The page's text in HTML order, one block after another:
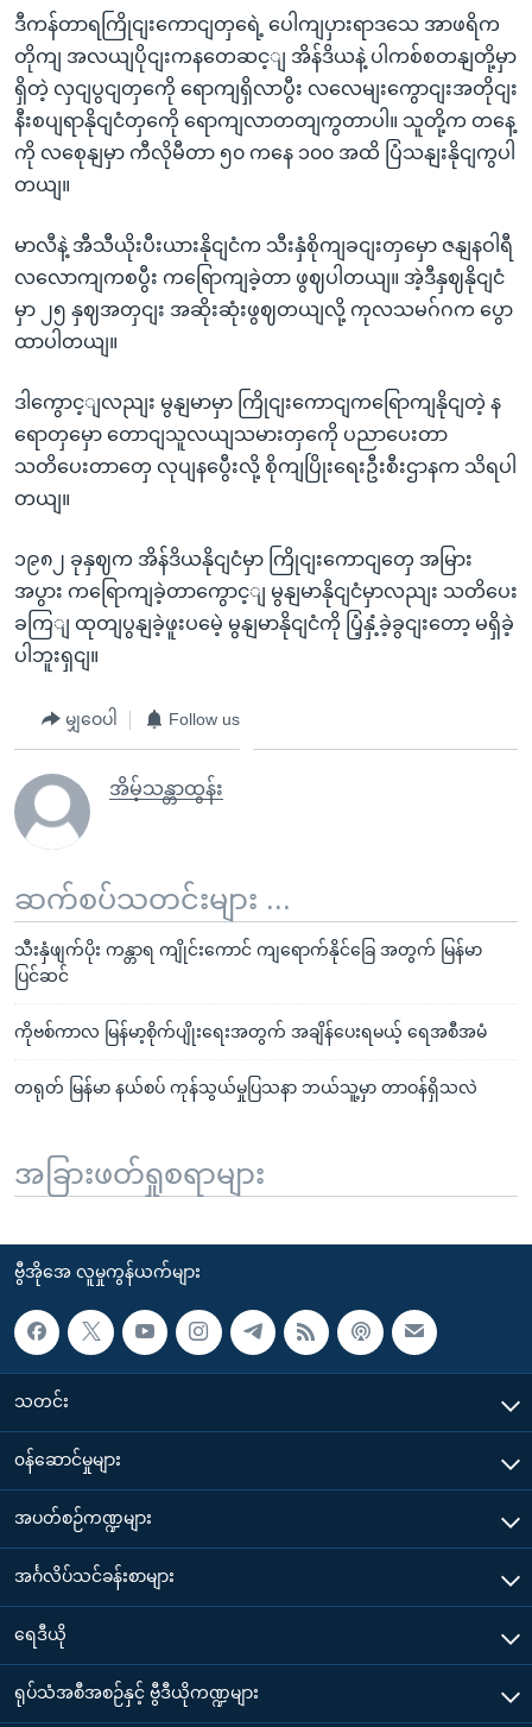
ဒီကန်တာရကြိုငျးကောငျတှရေဲ့ ပေါကျပှားရာဒသေ အာဖရိက
တိုကျ အလယျပိုငျးကနတေဆင့ျ အိန်ဒိယနဲ့ ပါကစ်စတနျတို့မှာ
ရှိတဲ့ လှငျပွငျတှကေို ရောကျရှိလာပွီး လလေမျးကွောငျးအတိုငျး
နီးစပျရာနိုငျငံတှကေို ရောကျလာတတျကွတာပါ။ သူတို့က တနေ့
ကို လစေုနျမှာ ကီလိုမီတာ ၅၀ ကနေ ၁၀၀ အထိ ပြံသနျးနိုငျကွပါ
တယျ။
မာလီနဲ့ အီသီယိုးပီးယားနိုငျငံက သီးနှံစိုကျခငျးတှမှော ဇနျနဝါရီ
လလောကျကစပွီး ကရြောကျခဲ့တာ ဖွဈပါတယျ။ အဲ့ဒီနှဈနိုငျငံ
မှာ ၂၅ နှဈအတှငျး အဆိုးဆုံးဖွဈတယျလို့ ကုလသမဂ်ဂက ပွော
ထာပါတယျ။
ဒါကွောင့ျလညျး မွနျမာမှာ ကြိုငျးကောငျကရြောကျနိုငျတဲ့ န
ရောတှမှော တောငျသူလယျသမားတှကေို ပညာပေးတာ
သတိပေးတာတှေ လုပျနပွေီးလို့ စိုကျပြိုးရေးဦးစီးဌာနက သိရပါ
တယျ။
၁၉၈၂ ခုနှဈက အိန်ဒိယနိုငျငံမှာ ကြိုငျးကောငျတှေ အမြား
အပွား ကရြောကျခဲ့တာကွောင့ျ မွနျမာနိုငျငံမှာလညျး သတိပေး
ခကြျ ထုတျပွနျခဲ့ဖူးပမေဲ့ မွနျမာနိုငျငံကို ပြံ့နှံ့ခဲ့ခွငျးတော့ မရှိခဲ့
ပါဘူးရှငျ။
မျှဝေပါ Follow us
အိမ့်သန္တာထွန်း
ဆက်စပ်သတင်းများ ...
သီးနှံဖျက်ပိုး ကန္တာရ ကျိုင်းကောင် ကျရောက်နိုင်ခြေ အတွက် မြန်မာ
ပြင်ဆင်
ကိုဗစ်ကာလ မြန်မာ့စိုက်ပျိုးရေးအတွက် အချိန်ပေးရမယ့် ရေအစီအမံ
တရုတ် မြန်မာ နယ်စပ် ကုန်သွယ်မှုပြသနာ ဘယ်သူ့မှာ တာဝန်ရှိသလဲ
အခြားဖတ်ရှုစရာများ
ဗွီအိုအေ လူမှုကွန်ယက်များ
သတင်း
၀န်ဆောင်မှုများ
အပတ်စဉ်ကဏ္ဍများ
အင်္ဂလိပ်သင်ခန်းစာများ
ရေဒီယို
ရုပ်သံအစီအစဉ်နှင့် ဗွီဒီယိုကဏ္ဍများ